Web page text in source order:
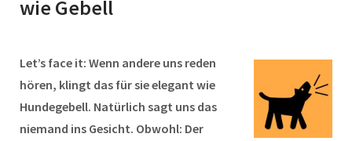
wie Gebell
Let’s face it: Wenn andere uns reden
hören, klingt das für sie elegant wie
Hundegebell. Natürlich sagt uns das
niemand ins Gesicht. Obwohl: Der